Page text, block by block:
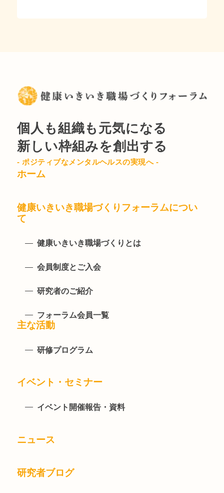
個人も組織も元気になる
新しい枠組みを創出する
- ポジティブなメンタルヘルスの実現へ -
ホーム
健康いきいき職場づくりフォーラムについ
て
健康いきいき職場づくりとは
会員制度とご入会
研究者のご紹介
フォーラム会員一覧
主な活動
研修プログラム
イベント・セミナー
イベント開催報告・資料
ニュース
研究者ブログ